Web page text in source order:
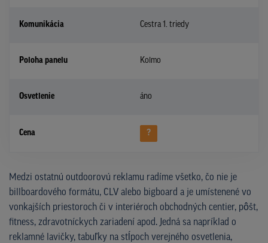
Komunikácia Cestra 1. triedy
Poloha panelu Kolmo
Osvetlenie áno
Cena ?
Medzi ostatnú outdoorovú reklamu radíme všetko, čo nie je
billboardového formátu, CLV alebo bigboard a je umístenené vo
vonkajších priestoroch či v interiéroch obchodných centier, pôšt,
fitness, zdravotníckych zariadení apod. Jedná sa napríklad o
reklamné lavičky, tabuľky na stĺpoch verejného osvetlenia,